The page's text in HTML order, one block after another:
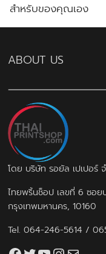
สำหรับของคุณเอง
ABOUT US
โดย บริษัท รอยัล เปเปอร์
ไทยพริ้นช็อป เลขที่ 6 ซอย
กรุงเทพมหานคร, 10160
Tel.064-246-5614 /